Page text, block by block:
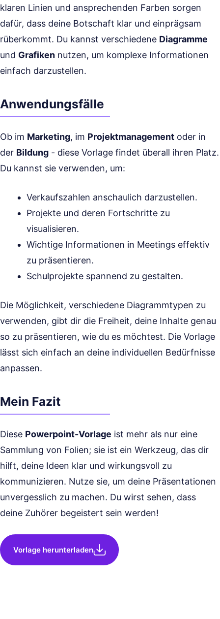
klaren Linien und ansprechenden Farben sorgen
dafür, dass deine Botschaft klar und einprägsam
rüberkommt. Du kannst verschiedene Diagramme
und Grafiken nutzen, um komplexe Informationen
einfach darzustellen.
Anwendungsfälle
Ob im Marketing, im Projektmanagement oder in
der Bildung - diese Vorlage findet überall ihren Platz.
Du kannst sie verwenden, um:
Verkaufszahlen anschaulich darzustellen.
Projekte und deren Fortschritte zu
visualisieren.
Wichtige Informationen in Meetings effektiv
zu präsentieren.
Schulprojekte spannend zu gestalten.
Die Möglichkeit, verschiedene Diagrammtypen zu
verwenden, gibt dir die Freiheit, deine Inhalte genau
so zu präsentieren, wie du es möchtest. Die Vorlage
lässt sich einfach an deine individuellen Bedürfnisse
anpassen.
Mein Fazit
Diese Powerpoint-Vorlage ist mehr als nur eine
Sammlung von Folien; sie ist ein Werkzeug, das dir
hilft, deine Ideen klar und wirkungsvoll zu
kommunizieren. Nutze sie, um deine Präsentationen
unvergesslich zu machen. Du wirst sehen, dass
deine Zuhörer begeistert sein werden!
Vorlage herunterladen